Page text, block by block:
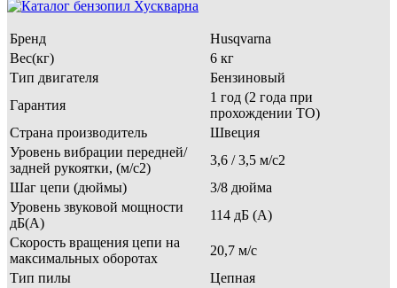
Бренд
Husqvarna
Вес(кг)
6 кг
Тип двигателя
Бензиновый
Гарантия
1 год (2 года при
прохождении ТО)
Страна производитель
Швеция
Уровень вибрации передней/
задней рукоятки, (м/с2)
3,6 / 3,5 м/с2
Шаг цепи (дюймы)
3/8 дюйма
Уровень звуковой мощности
дБ(A)
114 дБ (A)
Скорость вращения цепи на
максимальных оборотах
20,7 м/с
Тип пилы
Цепная